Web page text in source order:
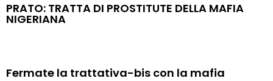
PRATO: TRATTA DI PROSTITUTE DELLA MAFIA
NIGERIANA
Fermate la trattativa-bis con la mafia